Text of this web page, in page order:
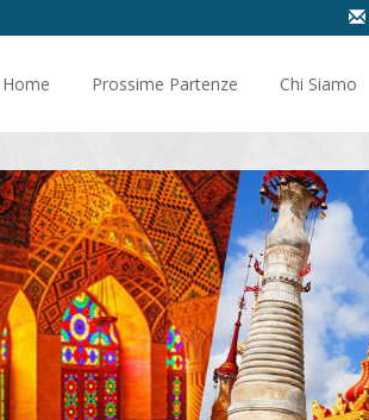
Home Prossime Partenze Chi Siamo